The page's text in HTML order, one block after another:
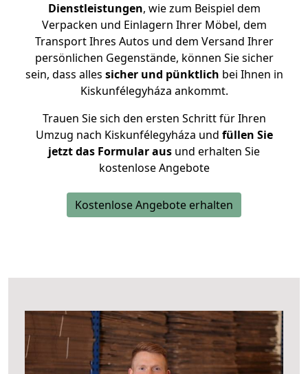
Dienstleistungen, wie zum Beispiel dem
Verpacken und Einlagern Ihrer Möbel, dem
Transport Ihres Autos und dem Versand Ihrer
persönlichen Gegenstände, können Sie sicher
sein, dass alles sicher und pünktlich bei Ihnen in
Kiskunfélegyháza ankommt.
Trauen Sie sich den ersten Schritt für Ihren
Umzug nach Kiskunfélegyháza und füllen Sie
jetzt das Formular aus und erhalten Sie
kostenlose Angebote
Kostenlose Angebote erhalten